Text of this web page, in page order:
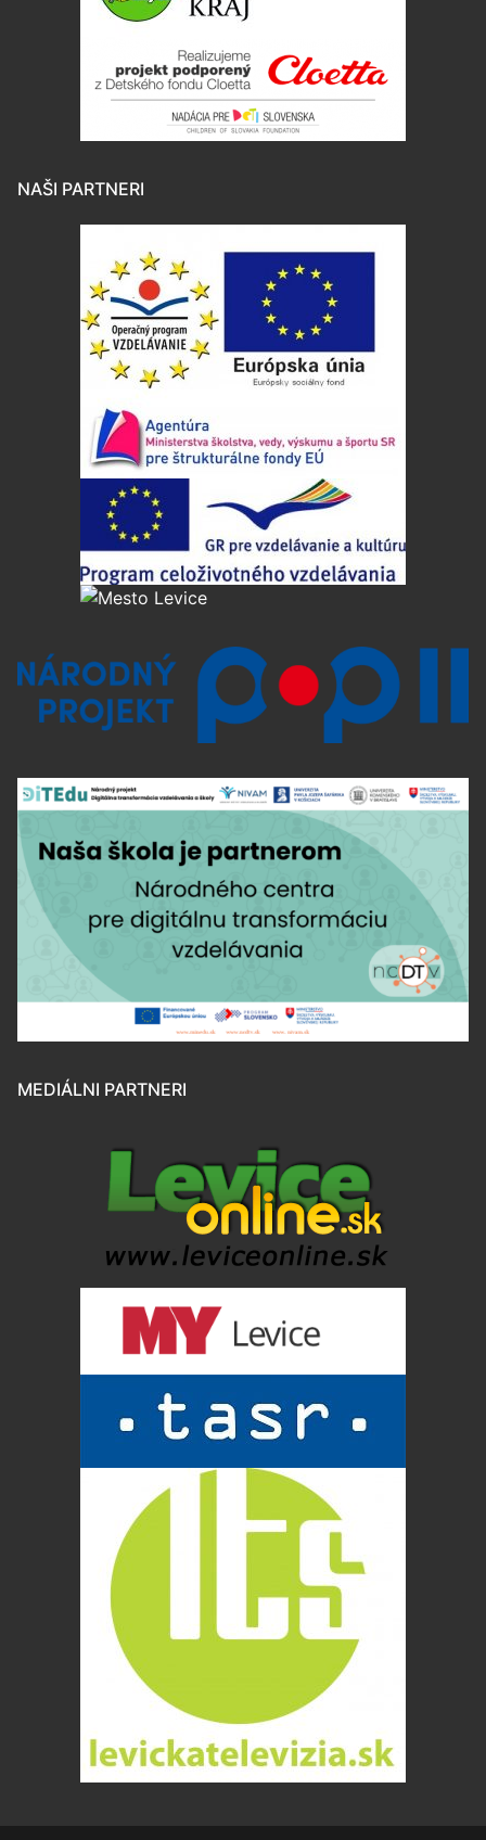
NAŠI PARTNERI
MEDIÁLNI PARTNERI